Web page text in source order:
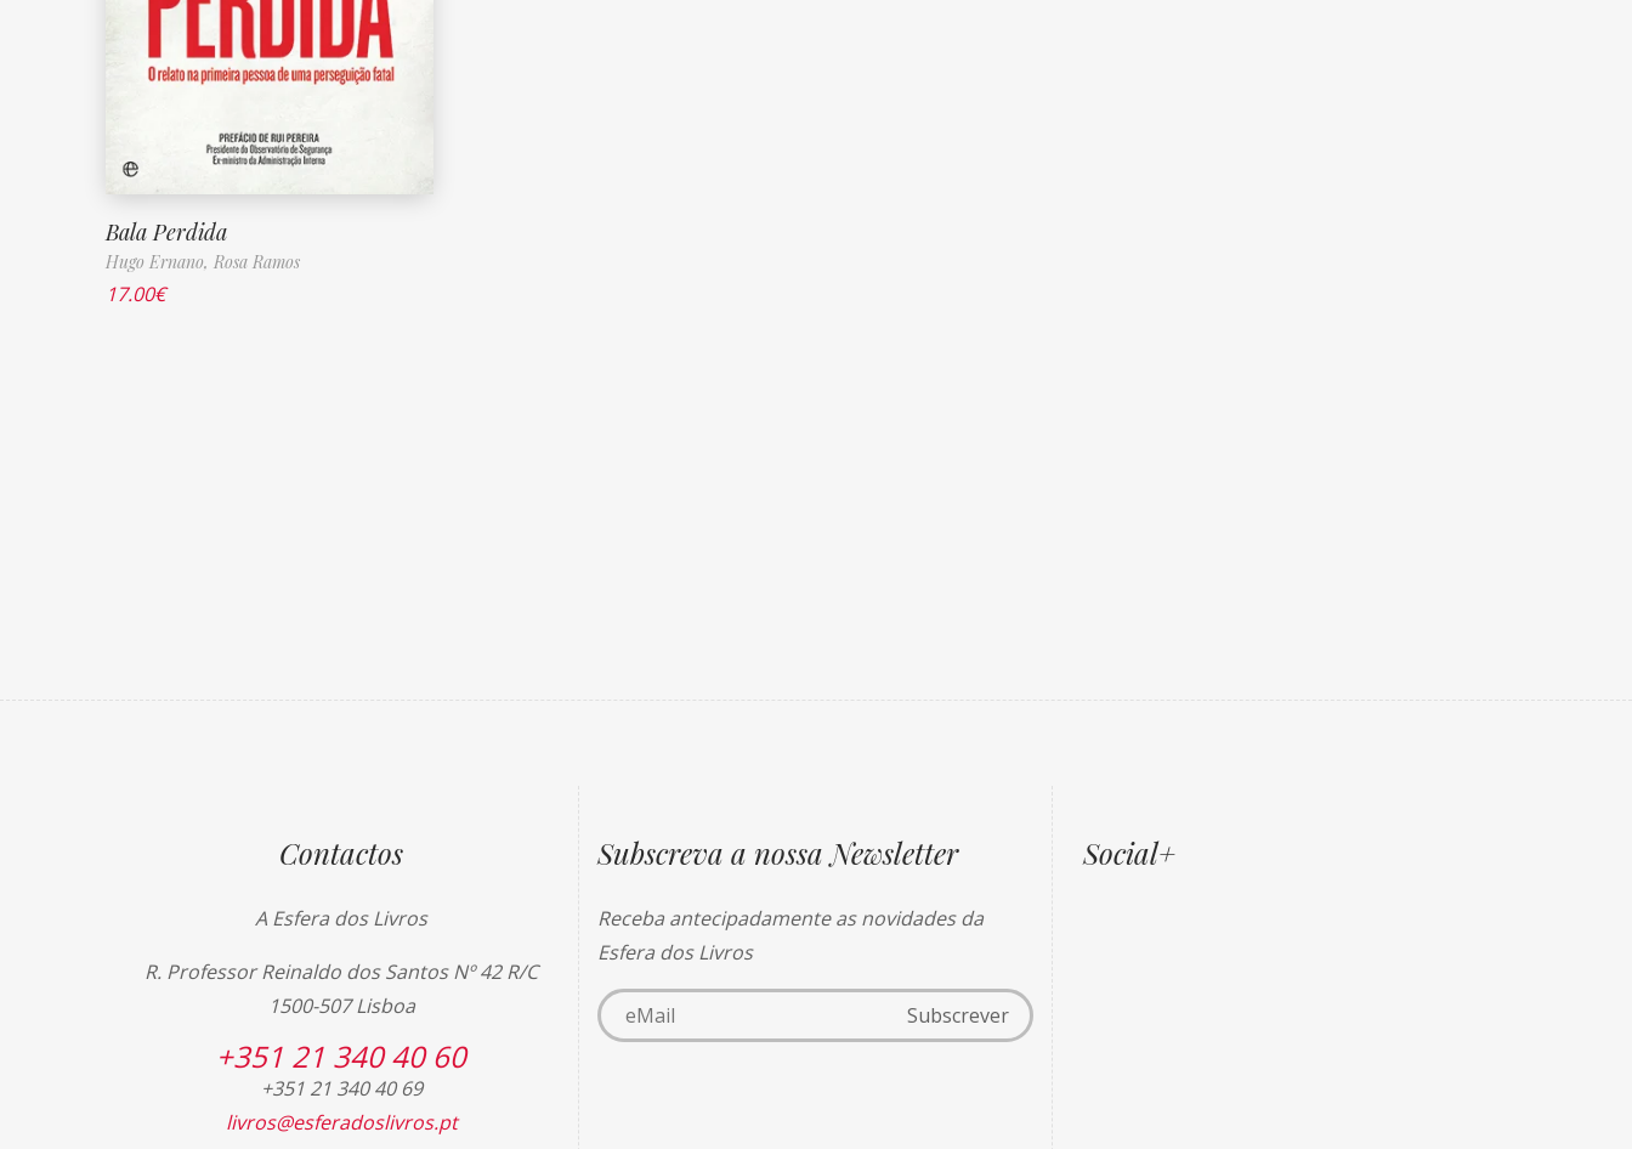
Bala Perdida
Hugo Ernano, Rosa Ramos
17.00€
Contactos
A Esfera dos Livros
R. Professor Reinaldo dos Santos Nº 42 R/C
1500-507 Lisboa
+351 21 340 40 60
+351 21 340 40 69
livros@esferadoslivros.pt
Subscreva a nossa Newsletter
Receba antecipadamente as novidades da
Esfera dos Livros
Social+